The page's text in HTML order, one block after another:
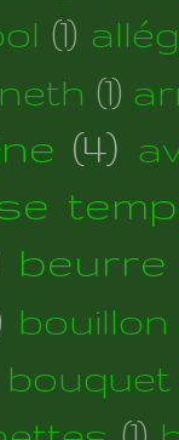
(1)
(1)
(4)
beurre
bouillon